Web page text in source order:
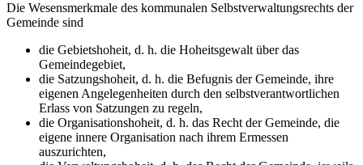
Die Wesensmerkmale des kommunalen Selbstverwaltungsrechts der
Gemeinde sind
die Gebietshoheit, d. h. die Hoheitsgewalt über das
Gemeindegebiet,
die Satzungshoheit, d. h. die Befugnis der Gemeinde, ihre
eigenen Angelegenheiten durch den selbstverantwortlichen
Erlass von Satzungen zu regeln,
die Organisationshoheit, d. h. das Recht der Gemeinde, die
eigene innere Organisation nach ihrem Ermessen
auszurichten,